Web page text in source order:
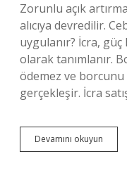
Zorunlu açık
alıcıya devredilir.
uygulanır? İcra,
olarak tanımlanır.
ödemez ve
gerçekleşir. İcra
Devamını okuyun
Satış